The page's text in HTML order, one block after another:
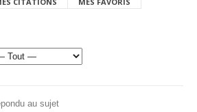
au sujet